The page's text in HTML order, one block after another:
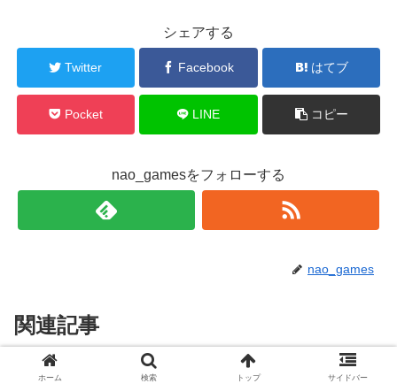
シェアする
Twitter Facebook はてブ
Pocket LINE コピー
nao_gamesをフォローする
nao_games
関連記事
Oxygen Not Included
【Oxygen Not Included】ONI攻
ホーム 検索 トップ サイドバー